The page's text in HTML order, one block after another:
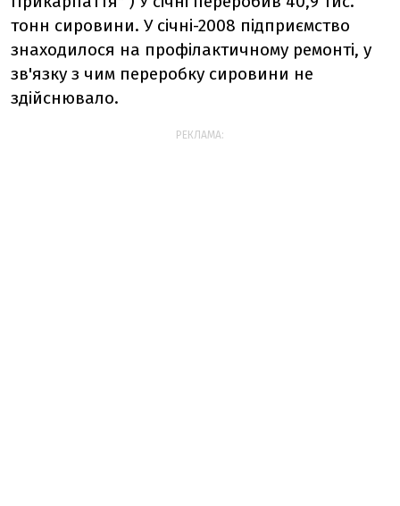
тонн сировини. У січні-2008 підприємство
знаходилося на профілактичному ремонті, у
зв'язку з чим переробку сировини не
здійснювало.
РЕКЛАМА: